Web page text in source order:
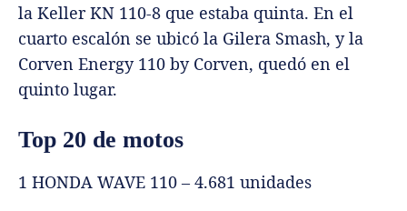
la Keller KN 110-8 que estaba quinta. En el
cuarto escalón se ubicó la Gilera Smash, y la
Corven Energy 110 by Corven, quedó en el
quinto lugar.
Top 20 de motos
1 HONDA WAVE 110 – 4.681 unidades